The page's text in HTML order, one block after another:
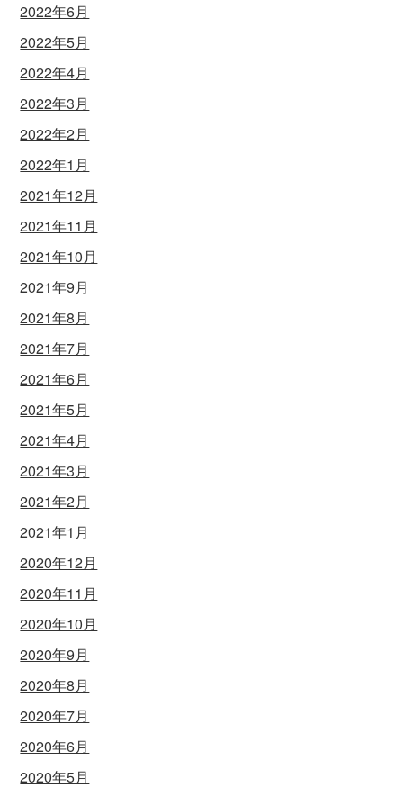
2022年6月
2022年5月
2022年4月
2022年3月
2022年2月
2022年1月
2021年12月
2021年11月
2021年10月
2021年9月
2021年8月
2021年7月
2021年6月
2021年5月
2021年4月
2021年3月
2021年2月
2021年1月
2020年12月
2020年11月
2020年10月
2020年9月
2020年8月
2020年7月
2020年6月
2020年5月